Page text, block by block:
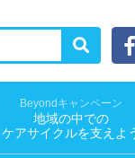
Beyondキャンペーン
地域の中での
ケアサイクルを支えよ